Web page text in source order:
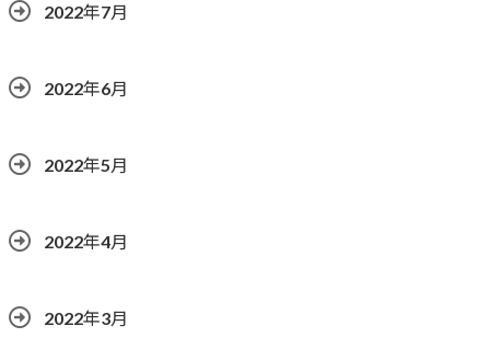
2022年7月
2022年6月
2022年5月
2022年4月
2022年3月